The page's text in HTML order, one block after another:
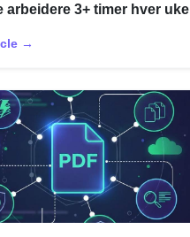
arbeidere 3+ timer hver uke
→